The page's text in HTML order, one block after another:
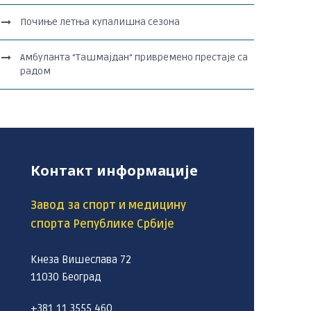
Почиње летња купалишна сезона
Амбуланта “Ташмајдан“ привремено престаје са
радом
Контакт информације
Завод за спорт и медицину
спорта Републике Србије
Кнеза Вишеслава 72
11030 Београд
+381 11 3555 460